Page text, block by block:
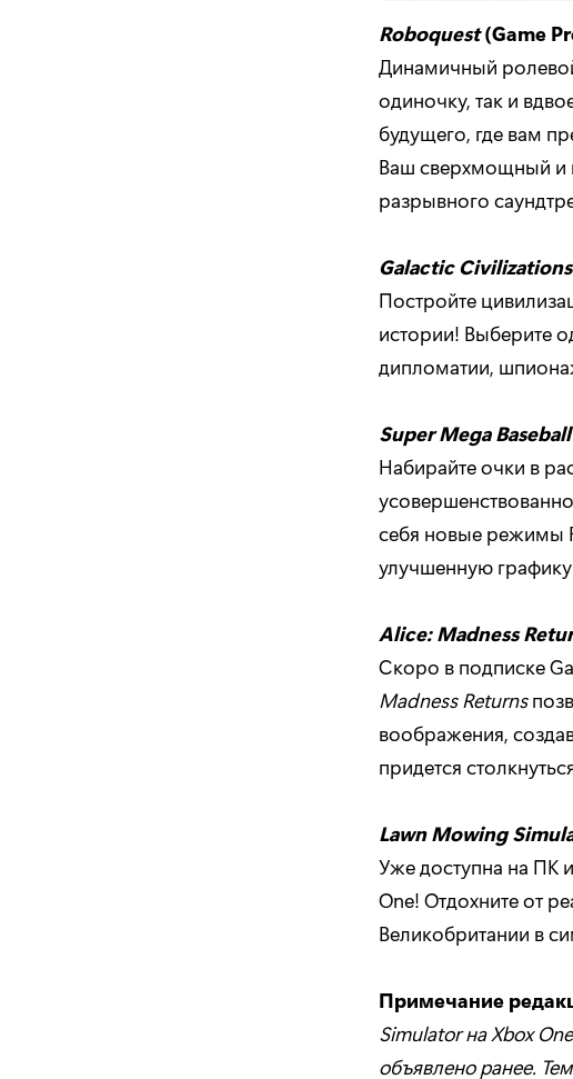
Roboquest (Game
Динамичный
одиночку, так и
будущего, где вам
Ваш сверхмощный и
разрывного
GalacticCivilizations
Постройте
истории! Выберите
дипломатии,
SuperMegaBaseball
Набирайте очки в
себя новые режимы
улучшенную
Alice: Madness
Скоро в подписке
Madness Returns
воображения,
придется
Lawn Mowing
Уже доступна на ПК
One! Отдохните от
Великобритании в
Примечание
Simulator на Xbox
объявлено ранее.